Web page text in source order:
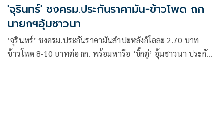
'จุรินทร์' ชงครม.ประกันราคามัน-ข้าวโพด ถก
นายกฯอุ้มชาวนา
‘จุรินทร์’ ชงครม.ประกันราคามันสำปะหลังกิโลละ 2.70 บาท
ข้าวโพด 8-10 บาทต่อ กก. พร้อมหารือ ‘บิ๊กตู่’ อุ้มชาวนา ประกัน